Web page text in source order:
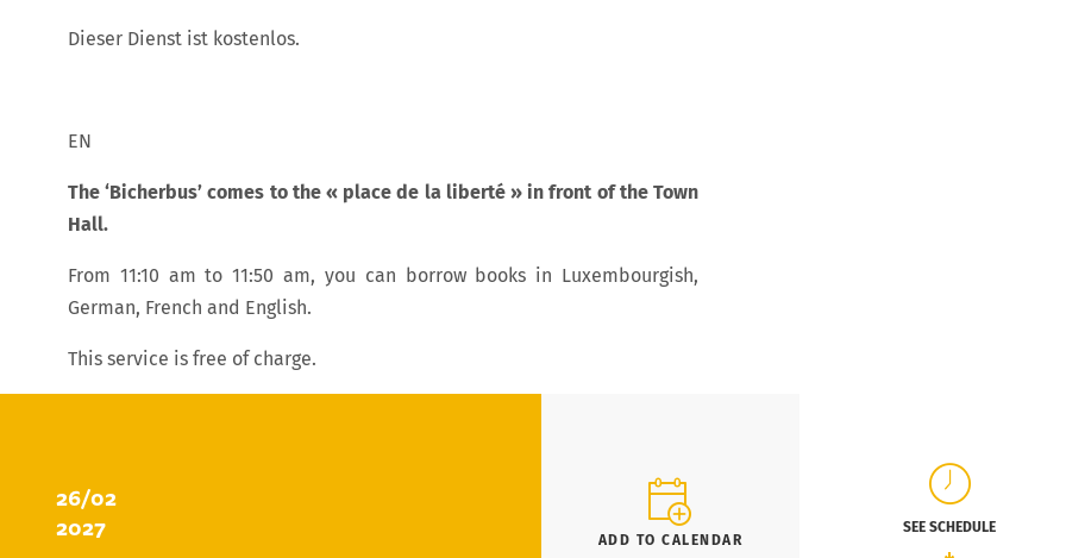
Dieser Dienst ist kostenlos.
EN
The ‘Bicherbus’ comes to the « place de la liberté » in front of the Town
Hall.
From 11:10 am to 11:50 am, you can borrow books in Luxembourgish,
German, French and English.
This service is free of charge.
26/02
2027
ADD TO CALENDAR
SEE SCHEDULE